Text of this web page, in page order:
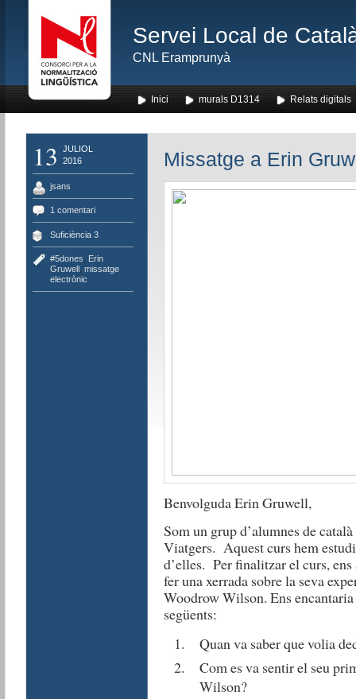
Servei Local de
CNL Eramprunyà
Inici murals D1314 Relats digitals
13
JULIOL
2016
jsans
1 comentari
Suficiència 3
#5dones
Erin
Gruwell, missatge
electrònic
Missatge a Erin
Benvolguda Erin Gruwell,
Som un grup d’alumnes de
Viatgers. Aquest curs hem
d’elles. Per finalitzar el curs,
fer una xerrada sobre la seva
Woodrow Wilson. Ens encantaria
següents:
Quan va saber que volia
Com es va sentir el seu
Wilson?